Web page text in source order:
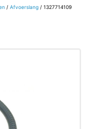
/ Afvoerslang/ 1327714109